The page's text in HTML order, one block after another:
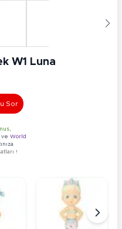
W1 Luna
Sor
ve World
!